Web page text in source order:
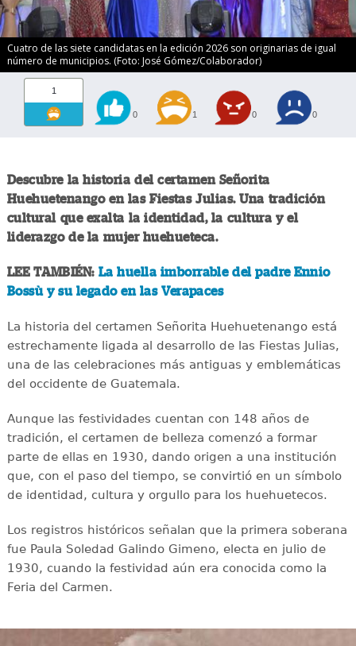
Cuatro de las siete candidatas en la edición 2026 son originarias de igual
número de municipios. (Foto: José Gómez/Colaborador)
1
0 1 0 0
Descubre la historia del certamen Señorita
Huehuetenango en las Fiestas Julias. Una tradición
cultural que exalta la identidad, la cultura y el
liderazgo de la mujer huehueteca.
LEE TAMBIÉN: La huella imborrable del padre Ennio
Bossù y su legado en las Verapaces
La historia del certamen Señorita Huehuetenango está
estrechamente ligada al desarrollo de las Fiestas Julias,
una de las celebraciones más antiguas y emblemáticas
del occidente de Guatemala.
Aunque las festividades cuentan con 148 años de
tradición, el certamen de belleza comenzó a formar
parte de ellas en 1930, dando origen a una institución
que, con el paso del tiempo, se convirtió en un símbolo
de identidad, cultura y orgullo para los huehuetecos.
Los registros históricos señalan que la primera soberana
fue Paula Soledad Galindo Gimeno, electa en julio de
1930, cuando la festividad aún era conocida como la
Feria del Carmen.